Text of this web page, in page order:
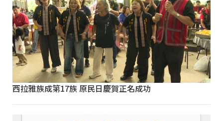
西拉雅族成第17族 原民日慶賀正名成功